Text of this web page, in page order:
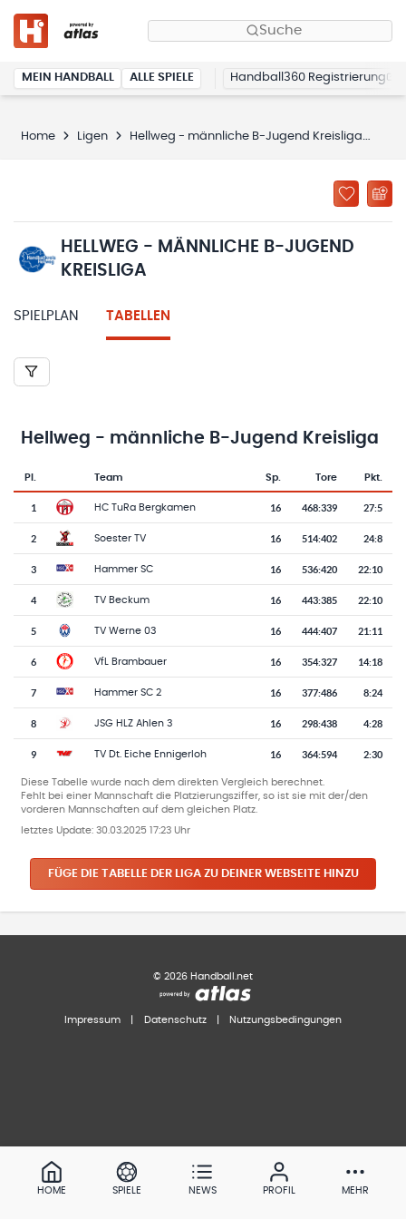
Suche
MEIN HANDBALL ALLE SPIELE Handball360 Registrierung
Home Ligen Hellweg - männliche B-Jugend Kreisliga
HELLWEG - MÄNNLICHE B-JUGEND
KREISLIGA
SPIELPLAN TABELLEN
Hellweg - männliche B-Jugend Kreisliga
Tabelle mit Vereinsplatzierungen, Spielen, Toren und Punkten
Pl.
Team-Logo
Team Sp. Tore Pkt.
1 HC TuRa Bergkamen 16 468:339 27:5
2 Soester TV 16 514:402 24:8
3 Hammer SC 16 536:420 22:10
4 TV Beckum 16 443:385 22:10
5 TV Werne 03 16 444:407 21:11
6 VfL Brambauer 16 354:327 14:18
7 Hammer SC 2 16 377:486 8:24
8 JSG HLZ Ahlen 3 16 298:438 4:28
9 TV Dt. Eiche Ennigerloh 16 364:594 2:30
Diese Tabelle wurde nach dem direkten Vergleich berechnet.
Fehlt bei einer Mannschaft die Platzierungsziffer, so ist sie mit der/den
vorderen Mannschaften auf dem gleichen Platz.
letztes Update: 30.03.2025 17:23 Uhr
FÜGE DIE TABELLE DER LIGA ZU DEINER WEBSEITE HINZU
© 2026 Handball.net
Impressum Datenschutz Nutzungsbedingungen
HOME SPIELE NEWS PROFIL MEHR